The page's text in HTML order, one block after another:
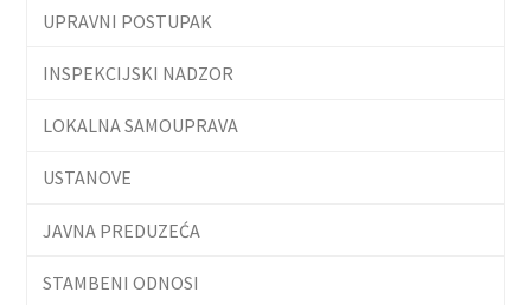
UPRAVNI POSTUPAK
INSPEKCIJSKI NADZOR
LOKALNA SAMOUPRAVA
USTANOVE
JAVNA PREDUZEĆA
STAMBENI ODNOSI